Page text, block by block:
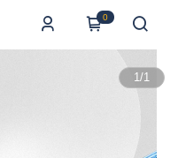
0
1/1